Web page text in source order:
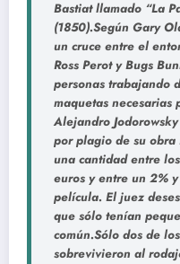
Bastiat llamado “La
(1850).Según Gary
un cruce entre el
Ross Perot y Bugs
personas trabajando
maquetas necesarias
Alejandro
por plagio de su obra
una cantidad entre
euros y entre un 2%
película. El juez
que sólo tenían
común.Sólo dos de
sobrevivieron al